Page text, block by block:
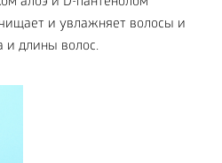
и увлажняет волосы и
и длины волос.